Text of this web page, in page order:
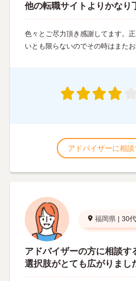
他の転職サイトよりかなり
色々とご尽力頂き感謝してます。
いとも限らないのでその時はまたお
アドバイザーに相談
福岡県 | 30代
アドバイザーの方に相談す
選択肢がとても広がりまし